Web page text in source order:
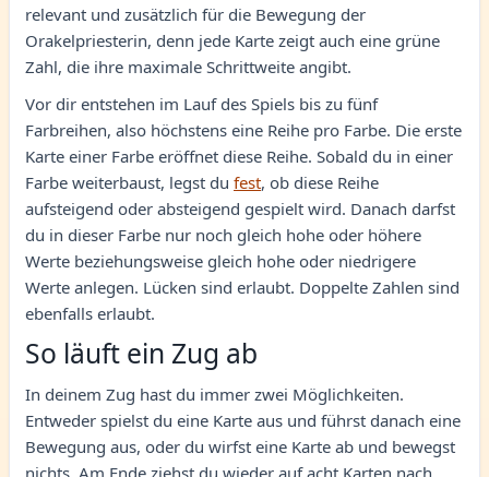
relevant und zusätzlich für die Bewegung der
Orakelpriesterin, denn jede Karte zeigt auch eine grüne
Zahl, die ihre maximale Schrittweite angibt.
Vor dir entstehen im Lauf des Spiels bis zu fünf
Farbreihen, also höchstens eine Reihe pro Farbe. Die erste
Karte einer Farbe eröffnet diese Reihe. Sobald du in einer
Farbe weiterbaust, legst du fest, ob diese Reihe
aufsteigend oder absteigend gespielt wird. Danach darfst
du in dieser Farbe nur noch gleich hohe oder höhere
Werte beziehungsweise gleich hohe oder niedrigere
Werte anlegen. Lücken sind erlaubt. Doppelte Zahlen sind
ebenfalls erlaubt.
So läuft ein Zug ab
In deinem Zug hast du immer zwei Möglichkeiten.
Entweder spielst du eine Karte aus und führst danach eine
Bewegung aus, oder du wirfst eine Karte ab und bewegst
nichts. Am Ende ziehst du wieder auf acht Karten nach.